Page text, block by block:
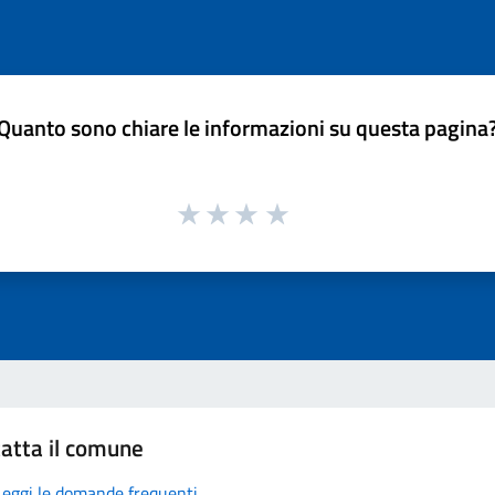
sono chiare le informazioni su questa
il comune